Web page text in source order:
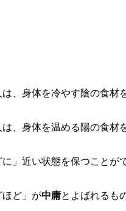
、身体を冷やす陰の食材
、身体を温める陽の食材
に」近い状態を保つことが
ほど」が中庸とよばれるも